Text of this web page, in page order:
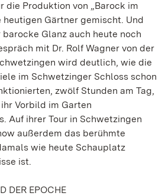
die Produktion von „Barock im
heutigen Gärtner gemischt. Und
Glanz auch heute noch
mit Dr. Rolf Wagner von der
wird deutlich, wie die
im Schwetzinger Schloss schon
zwölf Stunden am Tag,
Vorbild im Garten
Auf ihrer Tour in Schwetzingen
außerdem das berühmte
wie heute Schauplatz
ist.
DER EPOCHE